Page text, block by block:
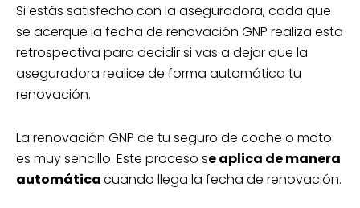
Si estás satisfecho con la aseguradora, cada que
se acerque la fecha de renovación GNP realiza esta
retrospectiva para decidir si vas a dejar que la
aseguradora realice de forma automática tu
renovación.
La renovación GNP de tu seguro de coche o moto
es muy sencillo. Este proceso se aplica de manera
automáticacuando llega la fecha de renovación.